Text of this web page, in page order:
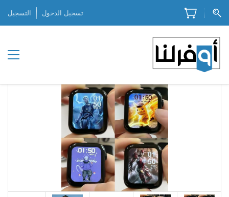
تسجيل الدخول التسجيل